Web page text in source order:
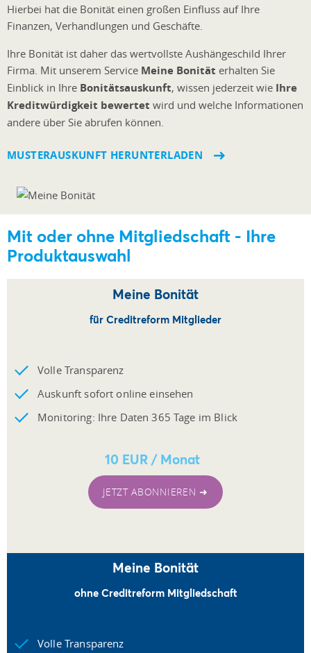
Hierbei hat die Bonität einen großen Einfluss auf Ihre
Finanzen, Verhandlungen und Geschäfte.
Ihre Bonität ist daher das wertvollste Aushängeschild Ihrer
Firma. Mit unserem Service Meine Bonität erhalten Sie
Einblick in Ihre Bonitätsauskunft, wissen jederzeit wie Ihre
Kreditwürdigkeit bewertet wird und welche Informationen
andere über Sie abrufen können.
MUSTERAUSKUNFT HERUNTERLADEN
Mit oder ohne Mitgliedschaft - Ihre
Produktauswahl
Meine Bonität
für Creditreform Mitglieder
Volle Transparenz
Auskunft sofort online einsehen
Monitoring: Ihre Daten 365 Tage im Blick
10 EUR / Monat
JETZT ABONNIEREN ➜
Meine Bonität
ohne Creditreform Mitgliedschaft
Volle Transparenz